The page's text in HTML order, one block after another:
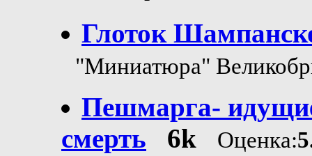
Глоток
"Миниатюра"
Пешмарга-
смерть
6k Оценка: